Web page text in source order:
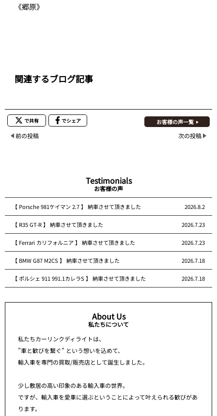
《郷原》
関連するブログ記事
で共有 でシェア お客様の声一覧
前の投稿 次の投稿
Testimonials
お客様の声
【 Porsche 981ケイマン 2.7 】 納車させて頂きました 2026.8.2
【 R35 GT-R 】 納車させて頂きました 2026.7.23
【 Ferrari カリフォルニア 】 納車させて頂きました 2026.7.23
【 BMW G87 M2CS 】 納車させて頂きました 2026.7.18
【 ポルシェ 911 991.1カレラS 】 納車させて頂きました 2026.7.18
About Us
私たちについて
私たちカーリンクディライトは、
”車と歓びを繋ぐ” という想いを込めて、
輸入車を専門の買取/販売店として誕生しました。
少し敷居の高い印象のある輸入車の世界。
ですが、輸入車を愛車に選ぶということによって叶えられる歓びがあ
ります。